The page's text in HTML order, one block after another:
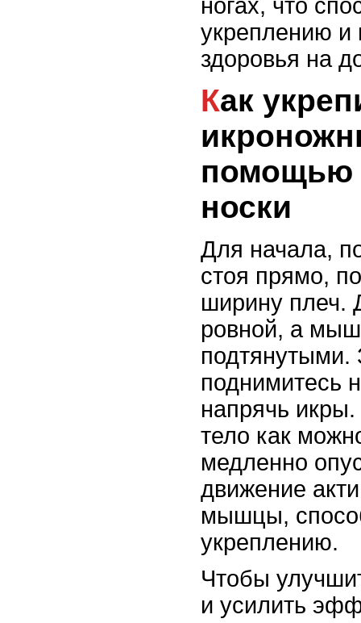
ногах, что
укреплению
здоровья на
Как укрепить
помощью
носки
Для начала,
стоя прямо,
ширину плеч.
ровной, а
поднимитесь
напрячь
тело как
медленно
движение
мышцы,
укреплению.
Чтобы
и усилить